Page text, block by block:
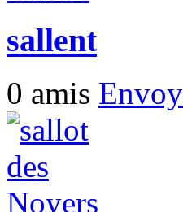
sallent
0 amis